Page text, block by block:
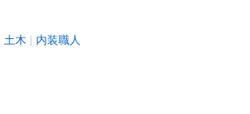
土木 内装職人